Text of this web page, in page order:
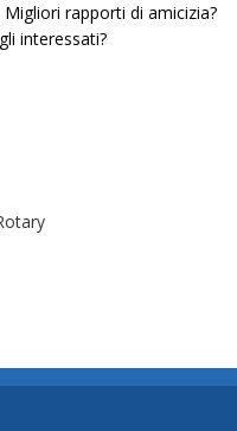
rapporti di amicizia?
interessati?